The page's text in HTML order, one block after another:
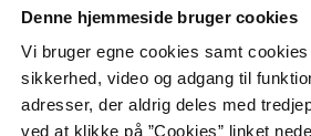
Denne hjemmeside bruger cookies
Vi bruger egne cookies samt
sikkerhed, video og adgang til
adresser, der aldrig deles med
ved at klikke på ”Cookies” linket